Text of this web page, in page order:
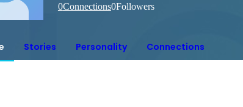
0Connections0Followers
Stories Personality Connections